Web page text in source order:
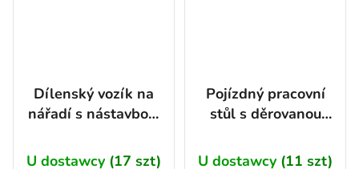
Dílenský vozík na
nářadí s nástavbou,
AHProfi - AH4114
U dostawcy (17 szt)
Pojízdný pracovní
stůl s děrovanou
skříňkami -
U dostawcy (11 szt)